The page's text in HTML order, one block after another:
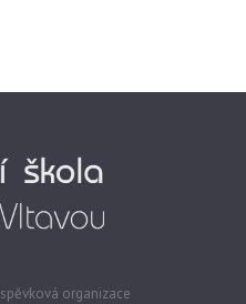
organizace